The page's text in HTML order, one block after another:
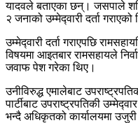
यादवले बताएका छन्। जसपाले
२ जनाको उम्मेद्‍वारी दर्ता गराएको
उम्मेद्‍वारी दर्ता गराएपछि
विषयमा आइतबार रामसहायले
जवाफ पेश गरेका थिए।
उनीविरुद्ध एमालेबाट
पार्टीबाट उपराष्ट्रपतिकी
भन्दै अधिकृतको कार्यालयमा उजुरी